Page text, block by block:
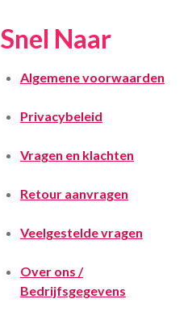
Snel Naar
Algemene voorwaarden
Privacybeleid
Vragen en klachten
Retour aanvragen
Veelgestelde vragen
Over ons /
Bedrijfsgegevens